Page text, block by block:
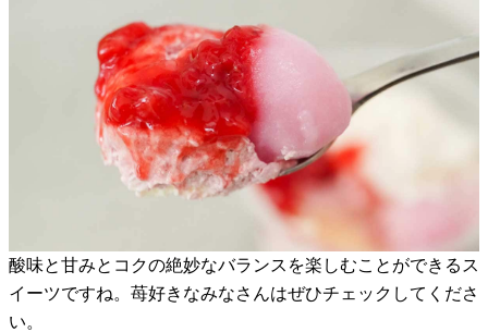
酸味と甘みとコクの絶妙なバランスを楽しむことができるス
イーツですね。苺好きなみなさんはぜひチェックしてくださ
い。